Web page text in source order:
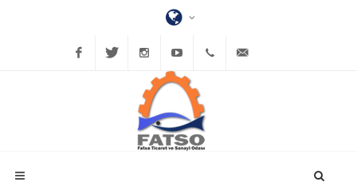
InstagramYouTube(452)
423-